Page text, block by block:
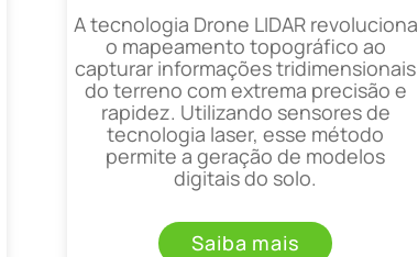
A tecnologia Drone LIDAR revoluciona
o mapeamento topográfico ao
capturar informações tridimensionais
do terreno com extrema precisão e
rapidez. Utilizando sensores de
tecnologia laser, esse método
permite a geração de modelos
digitais do solo.
Saiba mais